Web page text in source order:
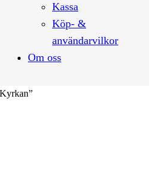
Kassa
Köp- &
användarvilkor
Om oss